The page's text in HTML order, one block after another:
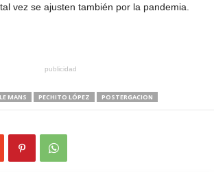
vez se ajusten también por la pandemia.
publicidad
MANS PECHITO LÓPEZ POSTERGACION